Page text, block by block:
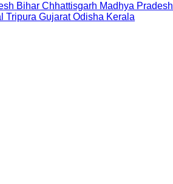
Bihar Chhattisgarh Madhya Pradesh
Tripura Gujarat Odisha Kerala